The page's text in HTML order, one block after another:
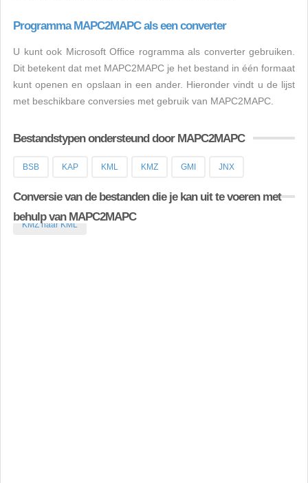
Programma MAPC2MAPC als een converter
U kunt ook Microsoft Office rogramma als converter gebruiken.
Dit betekent dat met MAPC2MAPC je het bestand in één formaat
kunt openen en opslaan in een ander. Hieronder vindt u de lijst
met beschikbare conversies met gebruik van MAPC2MAPC.
Bestandstypen ondersteund door MAPC2MAPC
BSB KAP KML KMZ GMI JNX
Conversie van de bestanden die je kan uit te voeren met
behulp van MAPC2MAPC
KMZ naar KML